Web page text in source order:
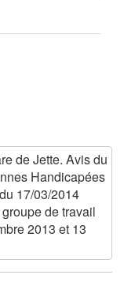
de Jette. Avis du
Handicapées
17/03/2014
de travail
2013 et 13